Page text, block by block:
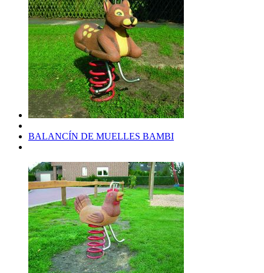
BALANCÍN DE MUELLES BAMBI